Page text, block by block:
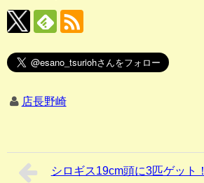
店長野崎
シロギス19cm頭に3匹ゲット！